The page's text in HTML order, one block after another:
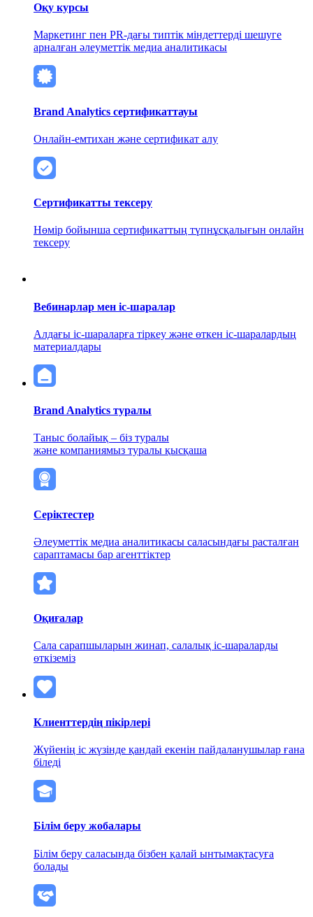
Оқу курсы
Маркетинг пен PR-дағы типтік міндеттерді шешуге
арналған әлеуметтік медиа аналитикасы
Brand Analytics сертификаттауы
Онлайн-емтихан және сертификат алу
Сертификатты тексеру
Нөмір бойынша сертификаттың түпнұсқалығын онлайн
тексеру
Вебинарлар мен іс-шаралар
Алдағы іс-шараларға тіркеу және өткен іс-шаралардың
материалдары
Brand Analytics туралы
Таныс болайық – біз туралы
және компаниямыз туралы қысқаша
Серіктестер
Әлеуметтік медиа аналитикасы саласындағы расталған
сараптамасы бар агенттіктер
Оқиғалар
Сала сарапшыларын жинап, салалық іс-шараларды
өткіземіз
Клиенттердің пікірлері
Жүйенің іс жүзінде қандай екенін пайдаланушылар ғана
біледі
Білім беру жобалары
Білім беру саласында бізбен қалай ынтымақтасуға
болады